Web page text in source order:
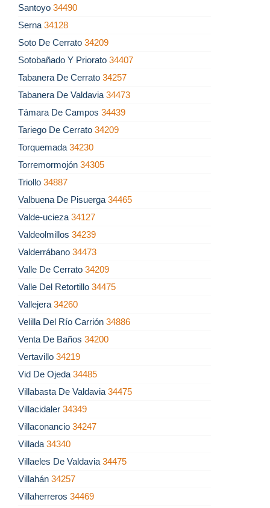
Santoyo 34490
Serna 34128
Soto De Cerrato 34209
Sotobañado Y Priorato 34407
Tabanera De Cerrato 34257
Tabanera De Valdavia 34473
Támara De Campos 34439
Tariego De Cerrato 34209
Torquemada 34230
Torremormojón 34305
Triollo 34887
Valbuena De Pisuerga 34465
Valde-ucieza 34127
Valdeolmillos 34239
Valderrábano 34473
Valle De Cerrato 34209
Valle Del Retortillo 34475
Vallejera 34260
Velilla Del Río Carrión 34886
Venta De Baños 34200
Vertavillo 34219
Vid De Ojeda 34485
Villabasta De Valdavia 34475
Villacidaler 34349
Villaconancio 34247
Villada 34340
Villaeles De Valdavia 34475
Villahán 34257
Villaherreros 34469